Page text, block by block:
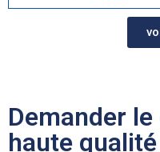
Demander
haute qualité